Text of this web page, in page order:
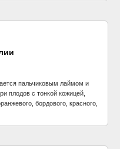
пальчиковым лаймом и
плодов с тонкой кожицей,
бордового, красного,